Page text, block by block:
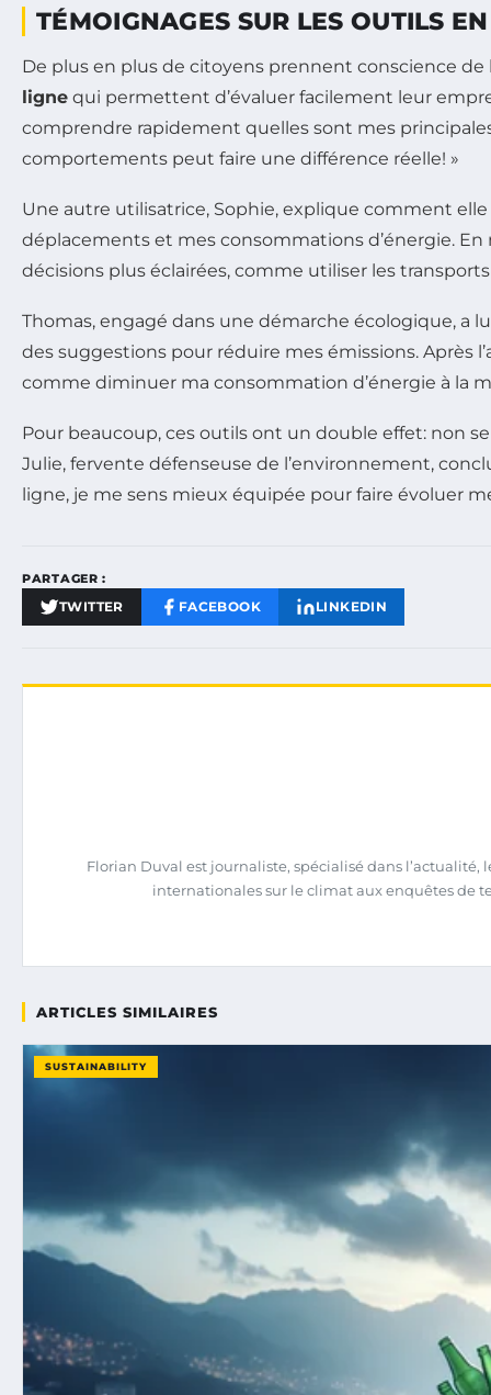
TÉMOIGNAGES SUR LES OUTILS
De plus en plus de citoyens prennent conscience
ligne qui permettent d’évaluer facilement leur
comprendre rapidement quelles sont mes
comportements peut faire une différence réelle! »
Une autre utilisatrice, Sophie, explique comment
déplacements et mes consommations d’énergie.
décisions plus éclairées, comme utiliser les
Thomas, engagé dans une démarche écologique, a
des suggestions pour réduire mes émissions. Après
comme diminuer ma consommation d’énergie à la
Pour beaucoup, ces outils ont un double effet: non
Julie, fervente défenseuse de l’environnement,
ligne, je me sens mieux équipée pour faire évoluer
PARTAGER :
TWITTER FACEBOOK LINKEDIN
Florian Duval est journaliste, spécialisé dans
internationales sur le climat aux enquêtes de
ARTICLES SIMILAIRES
SUSTAINABILITY